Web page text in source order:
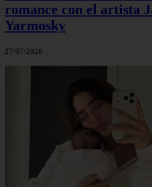
romance con el artista
Yarmosky
27/07/2026